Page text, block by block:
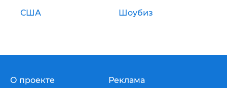
США Шоубиз
О проекте Реклама